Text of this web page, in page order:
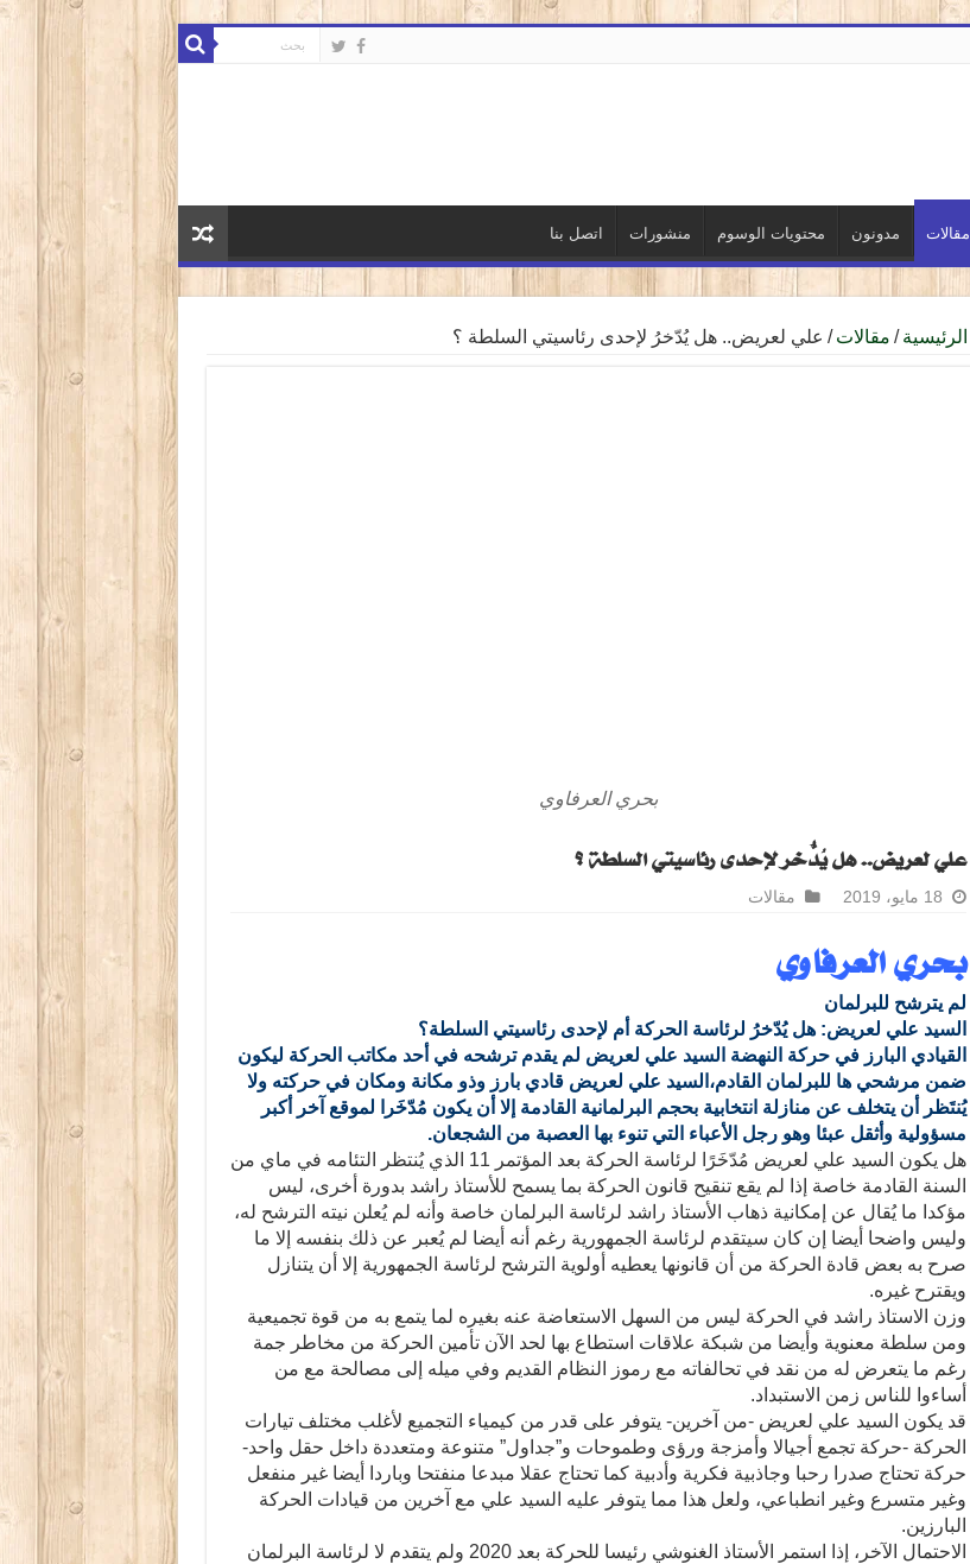
مقالات مدونون محتويات الوسوم منشورات اتصل بنا
الرئيسية / مقالات / علي لعريض.. هل يُدّخرُ لإحدى رئاسيتي السلطة ؟
بحري العرفاوي
علي لعريض.. هل يُدّخرُ لإحدى رئاسيتي السلطة ؟
18 مايو، 2019 مقالات
بحري العرفاوي
لم يترشح للبرلمان
السيد علي لعريض: هل يُدّخرُ لرئاسة الحركة أم لإحدى رئاسيتي السلطة؟
القيادي البارز في حركة النهضة السيد علي لعريض لم يقدم ترشحه في أحد مكاتب الحركة ليكون
ضمن مرشحي ها للبرلمان القادم،السيد علي لعريض قادي بارز وذو مكانة ومكان في حركته ولا
يُنتَظر أن يتخلف عن منازلة انتخابية بحجم البرلمانية القادمة إلا أن يكون مُدّخَرا لموقع آخر أكبر
مسؤولية وأثقل عبئا وهو رجل الأعباء التي تنوء بها العصبة من الشجعان.
هل يكون السيد علي لعريض مُدّخَرًا لرئاسة الحركة بعد المؤتمر 11 الذي يُنتظر التئامه في ماي من
السنة القادمة خاصة إذا لم يقع تنقيح قانون الحركة بما يسمح للأستاذ راشد بدورة أخرى، ليس
مؤكدا ما يُقال عن إمكانية ذهاب الأستاذ راشد لرئاسة البرلمان خاصة وأنه لم يُعلن نيته الترشح له،
وليس واضحا أيضا إن كان سيتقدم لرئاسة الجمهورية رغم أنه أيضا لم يُعبر عن ذلك بنفسه إلا ما
صرح به بعض قادة الحركة من أن قانونها يعطيه أولوية الترشح لرئاسة الجمهورية إلا أن يتنازل
ويقترح غيره.
وزن الاستاذ راشد في الحركة ليس من السهل الاستعاضة عنه بغيره لما يتمع به من قوة تجميعية
ومن سلطة معنوية وأيضا من شبكة علاقات استطاع بها لحد الآن تأمين الحركة من مخاطر جمة
رغم ما يتعرض له من نقد في تحالفاته مع رموز النظام القديم وفي ميله إلى مصالحة مع من
أساءوا للناس زمن الاستبداد.
قد يكون السيد علي لعريض -من آخرين- يتوفر على قدر من كيمياء التجميع لأغلب مختلف تيارات
الحركة -حركة تجمع أجيالا وأمزجة ورؤى وطموحات و”جداول” متنوعة ومتعددة داخل حقل واحد-
حركة تحتاج صدرا رحبا وجاذبية فكرية وأدبية كما تحتاج عقلا مبدعا منفتحا وباردا أيضا غير منفعل
وغير متسرع وغير انطباعي، ولعل هذا مما يتوفر عليه السيد علي مع آخرين من قيادات الحركة
البارزين.
الاحتمال الآخر، إذا استمر الأستاذ الغنوشي رئيسا للحركة بعد 2020 ولم يتقدم لا لرئاسة البرلمان